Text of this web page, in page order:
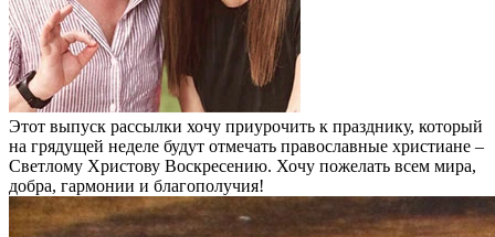
Этот выпуск рассылки хочу приурочить к празднику, который
на грядущей неделе будут отмечать православные христиане –
Светлому Христову Воскресению. Хочу пожелать всем мира,
добра, гармонии и благополучия!